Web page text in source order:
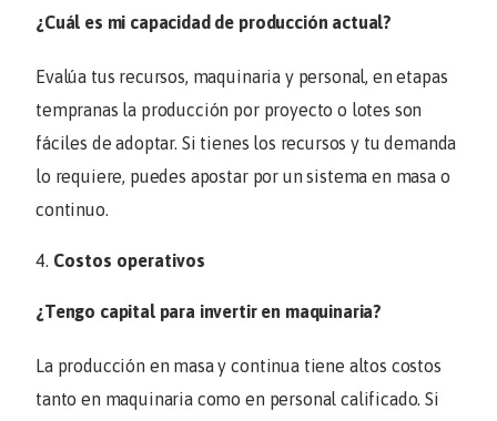
¿Cuál es mi capacidad de producción actual?
Evalúa tus recursos, maquinaria y personal, en etapas
tempranas la producción por proyecto o lotes son
fáciles de adoptar. Si tienes los recursos y tu demanda
lo requiere, puedes apostar por un sistema en masa o
continuo.
Costos operativos
¿Tengo capital para invertir en maquinaria?
La producción en masa y continua tiene altos costos
tanto en maquinaria como en personal calificado. Si